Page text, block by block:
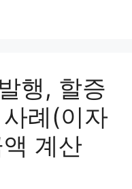
행, 할증
례(이자
계산